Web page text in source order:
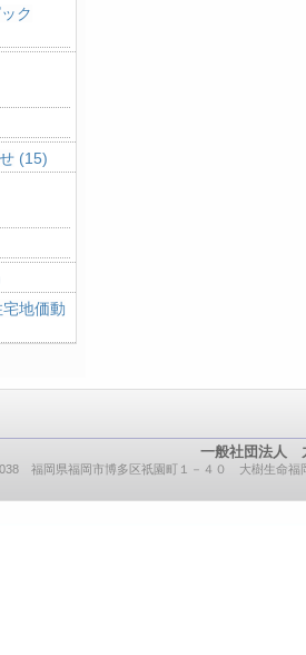
ク
(15)
地価動
一般社団法人
福岡県福岡市博多区祇園町１－４０ 大樹生命